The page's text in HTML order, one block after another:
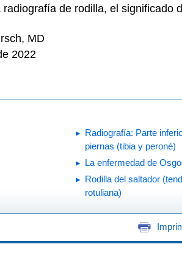
de rodilla, el significado
MD
2022
Radiografía: Parte
piernas (tibia y peroné)
La enfermedad de
Rodilla del saltador
rotuliana)